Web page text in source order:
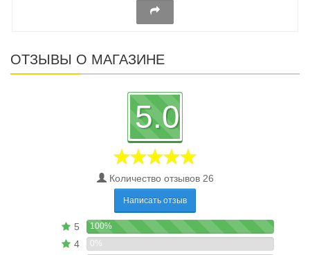
ОТЗЫВЫ О МАГАЗИНЕ
5.0
Количество отзывов 26
Написать отзыв
5 100%
4 0%